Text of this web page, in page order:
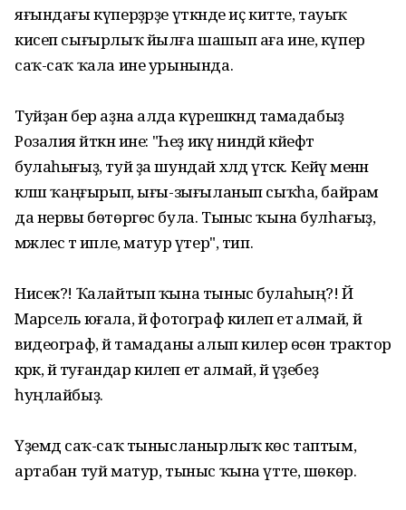
яғындағы күперҙәрҙе үткәнде иҫ китте, тауыҡ
кисеп сығырлыҡ йылға шашып аға ине, күпер
саҡ-саҡ ҡала ине урынында.
Туйҙан бер аҙна алда күрешкәндә тамадабыҙ
Розалия әйткән ине: "Һеҙ икәү ниндәй кәйефтә
булаһығыҙ, туй ҙа шундай хәлдә үтәсәк. Кейәү менән
кәләш ҡаңғырып, ығы-зығыланып сыҡһа, байрам
да нервы бөтөргөс була. Тыныс ҡына булһағыҙ,
мәжлес тә ипле, матур үтер", тип.
Нисек?! Ҡалайтып ҡына тыныс булаһың?! Йә
Марсель юғала, йә фотограф килеп етә алмай, йә
видеограф, йә тамаданы алып килер өсөн трактор
кәрәк, йә туғандар килеп етә алмай, йә үҙебеҙ
һуңлайбыҙ.
Үҙемдә саҡ-саҡ тынысланырлыҡ көс таптым,
артабан туй матур, тыныс ҡына үтте, шөкөр.